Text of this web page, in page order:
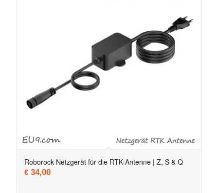
Roborock Netzgerät für die RTK-Antenne | Z, S & Q
€34,00